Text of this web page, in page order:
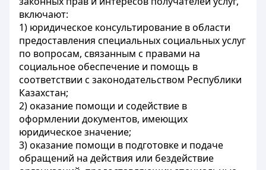
включают:
1) юридическое консультирование в области
предоставления специальных социальных услуг
по вопросам, связанным с правами на
социальное обеспечение и помощь в
соответствии с законодательством Республики
Казахстан;
2) оказание помощи и содействие в
оформлении документов, имеющих
юридическое значение;
3) оказание помощи в подготовке и подаче
обращений на действия или бездействие